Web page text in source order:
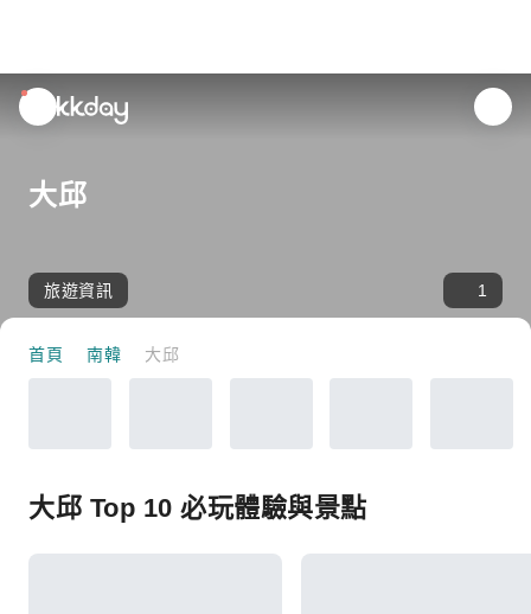
unread
notifications
大邱
旅遊資訊 1
首頁 南韓 大邱
大邱 Top 10 必玩體驗與景點